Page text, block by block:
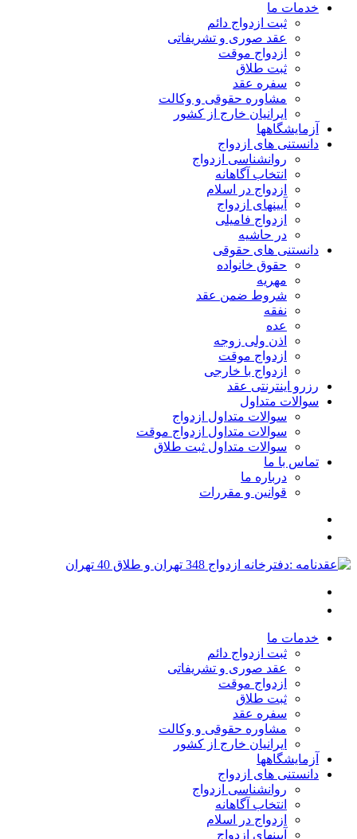
خدمات ما
ثبت ازدواج دائم
عقد صوری و تشریفاتی
ازدواج موقت
ثبت طلاق
سفره عقد
مشاوره حقوقی و وکالت
ایرانیان خارج از کشور
آزمایشگاهها
دانستنی های ازدواج
روانشناسی ازدواج
انتخاب آگاهانه
ازدواج در اسلام
آیینهای ازدواج
ازدواج فامیلی
در حاشیه
دانستنی های حقوقی
حقوق خانواده
مهریه
شروط ضمن عقد
نفقه
عده
اذن ولی زوجه
ازدواج موقت
ازدواج با خارجی
رزرو اینترنتی عقد
سوالات متداول
سوالات متداول ازدواج
سوالات متداول ازدواج موقت
سوالات متداول ثبت طلاق
تماس با ما
درباره ما
قوانین و مقررات
خدمات ما
ثبت ازدواج دائم
عقد صوری و تشریفاتی
ازدواج موقت
ثبت طلاق
سفره عقد
مشاوره حقوقی و وکالت
ایرانیان خارج از کشور
آزمایشگاهها
دانستنی های ازدواج
روانشناسی ازدواج
انتخاب آگاهانه
ازدواج در اسلام
آیینهای ازدواج